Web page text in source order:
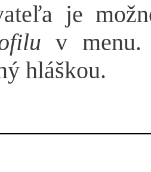
je
v menu.
hláškou.